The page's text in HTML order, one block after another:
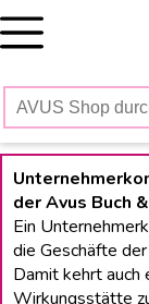
Skip
to
der Avus Buch
Ein
die Geschäfte
Damit kehrt auch
Wirkungsstätte